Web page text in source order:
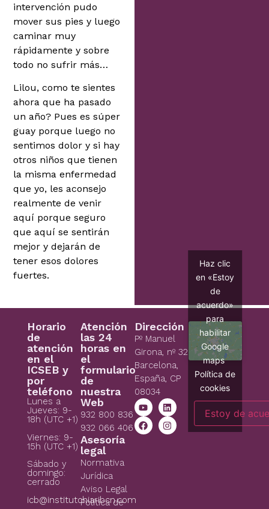
intervención pudo
mover sus pies y luego
caminar muy
rápidamente y sobre
todo no sufrir más…
Lilou, como te sientes
ahora que ha pasado
un año? Pues es súper
guay porque luego no
sentimos dolor y si hay
otros niños que tienen
la misma enfermedad
que yo, les aconsejo
realmente de venir
aquí porque seguro
que aquí se sentirán
mejor y dejarán de
tener esos dolores
fuertes.
Horario
de
atención
en el
ICSEB y
por
teléfono
Lunes a
Jueves: 9-
18h (UTC +1)
Viernes: 9-
15h (UTC +1)
Sábado y
domingo:
cerrado
icb@institutchiaribcn.com
Atención
las 24
horas en
el
formulario
de
nuestra
Web
932 800 836
932 066 406
Asesoría
legal
Normativa
Jurídica
Aviso Legal
Politica de
Dirección
Pº Manuel
Girona, nº 32
Barcelona,
España, CP
08034
Haz clic
en «Estoy
de
acuerdo»
para
habilitar
Google
maps
Política de
cookies
Estoy de